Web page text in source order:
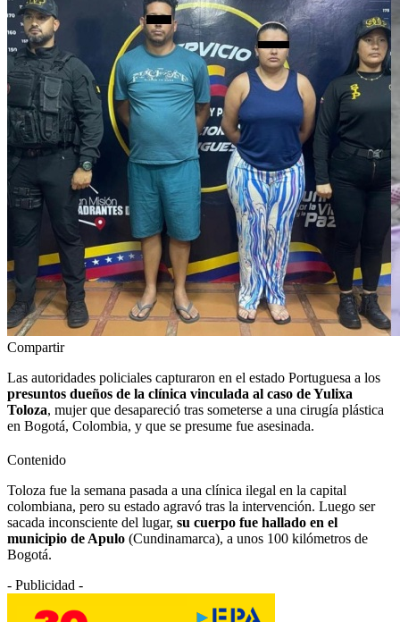
Compartir
Las autoridades policiales capturaron en el estado Portuguesa a los
presuntos dueños de la clínica vinculada al caso de Yulixa
Toloza, mujer que desapareció tras someterse a una cirugía plástica
en Bogotá, Colombia, y que se presume fue asesinada.
Contenido
Toloza fue la semana pasada a una clínica ilegal en la capital
colombiana, pero su estado agravó tras la intervención. Luego ser
sacada inconsciente del lugar, su cuerpo fue hallado en el
municipio de Apulo (Cundinamarca), a unos 100 kilómetros de
Bogotá.
- Publicidad -